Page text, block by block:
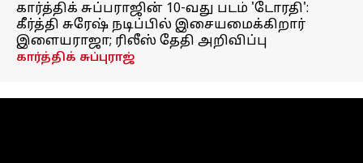
கார்த்திக் சுப்பராஜின் 10-வது படம் 'டோரதி':
கீர்த்தி சுரேஷ் நடிப்பில் இசையமைக்கிறார்
இளையராஜா; ரிலீஸ் தேதி அறிவிப்பு
கார்த்திக் சுப்புராஜ்